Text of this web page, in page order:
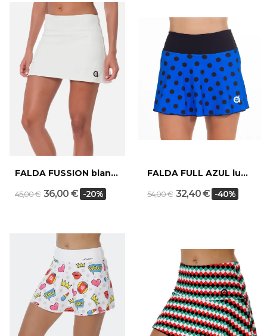
FALDA FUSSION blanca
45,00 € 36,00 € -20%
FALDA FULL AZUL lunar
54,00 € 32,40 € -40%